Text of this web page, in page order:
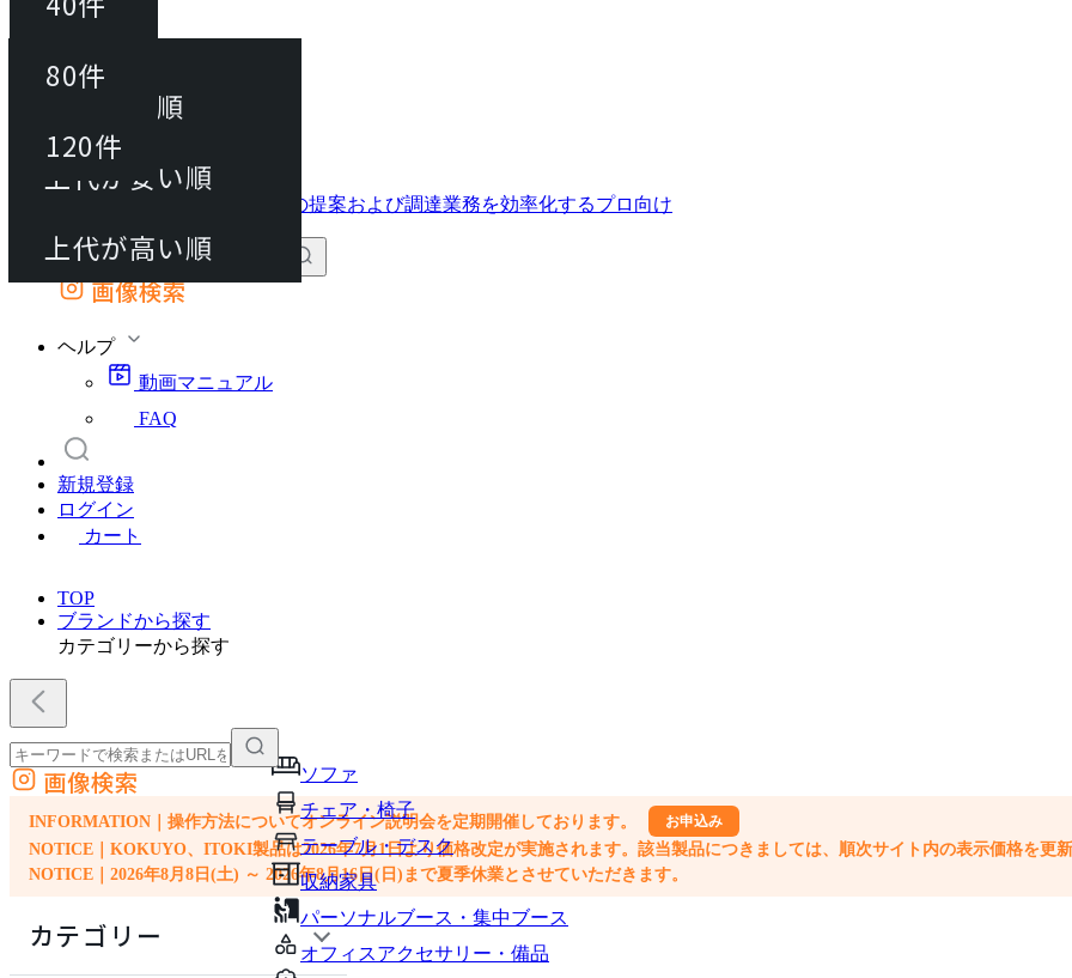
動画マニュアル
FAQ
カート
外部サイトの商品をカートに追加
画像検索
ヘルプ
動画マニュアル
FAQ
新規登録
ログイン
カート
TOP
ブランドから探す
カテゴリーから探す
ソファ
チェア・椅子
テーブル・デスク
収納家具
パーソナルブース・集中ブース
オフィスアクセサリー・備品
外部サイトの商品をカートに追加
他のサイトで見つけた商品ページのURLを貼り付けて、カートに追加できます
画像検索
INFORMATION｜操作方法についてオンライン説明会を定期開催しております。 お申込み
NOTICE｜KOKUYO、ITOKI製品は2026年7月1日より価格改定が実施されます。該当製品につきましては、順次サイト内の表示価格を更新
NOTICE｜2026年8月8日(土) ～ 2026年8月16日(日)まで夏季休業とさせていただきます。
カテゴリー
40件
80件
並び替え
おすすめ順
上代が安い順
上代が高い順
80件
120件